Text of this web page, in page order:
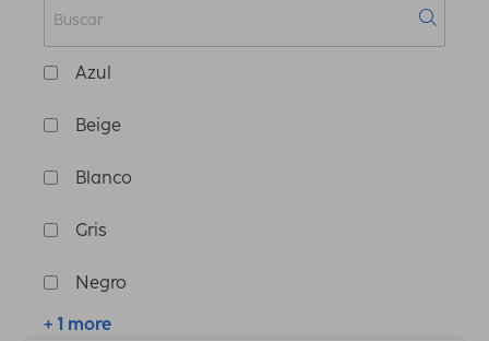
Azul
Beige
Blanco
Gris
Negro
+ 1 more